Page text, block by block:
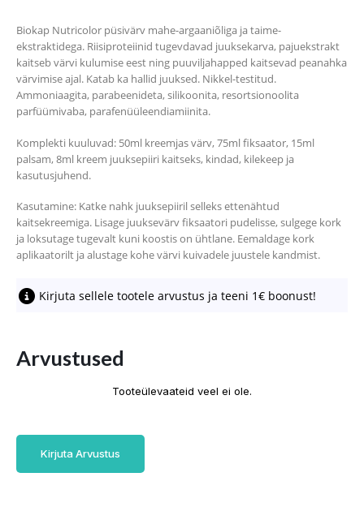
Biokap Nutricolor püsivärv mahe-argaaniõliga ja taime-
ekstraktidega. Riisiproteiinid tugevdavad juuksekarva, pajuekstrakt
kaitseb värvi kulumise eest ning puuviljahapped kaitsevad peanahka
värvimise ajal. Katab ka hallid juuksed. Nikkel-testitud.
Ammoniaagita, parabeenideta, silikoonita, resortsionoolita
parfüümivaba, parafenüüleendiamiinita.
Komplekti kuuluvad: 50ml kreemjas värv, 75ml fiksaator, 15ml
palsam, 8ml kreem juuksepiiri kaitseks, kindad, kilekeep ja
kasutusjuhend.
Kasutamine: Katke nahk juuksepiiril selleks ettenähtud
kaitsekreemiga. Lisage juuksevärv fiksaatori pudelisse, sulgege kork
ja loksutage tugevalt kuni koostis on ühtlane. Eemaldage kork
aplikaatorilt ja alustage kohe värvi kuivadele juustele kandmist.
Kirjuta sellele tootele arvustus ja teeni 1€ boonust!
Arvustused
Tooteülevaateid veel ei ole.
Kirjuta Arvustus